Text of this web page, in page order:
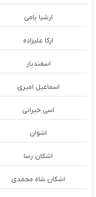
ارشیا یامی
ارکا علیزاده
اسفندیار
اسماعیل امیری
اسی خیراتی
اشوان
اشکان رسا
اشکان شاه محمدی